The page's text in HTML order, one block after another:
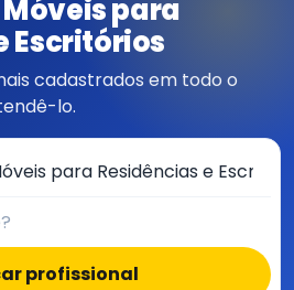
para
Escritórios
cadastrados em todo o
lo.
profissional